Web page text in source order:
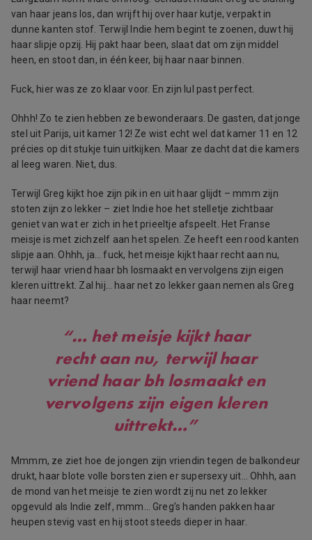
van haar jeans los, dan wrijft hij over haar kutje, verpakt in
dunne kanten stof. Terwijl Indie hem begint te zoenen, duwt hij
haar slipje opzij. Hij pakt haar been, slaat dat om zijn middel
heen, en stoot dan, in één keer, bij haar naar binnen.
Fuck, hier was ze zo klaar voor. En zijn lul past perfect.
Ohhh! Zo te zien hebben ze bewonderaars. De gasten, dat jonge
stel uit Parijs, uit kamer 12! Ze wist echt wel dat kamer 11 en 12
précies op dit stukje tuin uitkijken. Maar ze dacht dat die kamers
al leeg waren. Niet, dus.
Terwijl Greg kijkt hoe zijn pik in en uit haar glijdt – mmm zijn
stoten zijn zo lekker – ziet Indie hoe het stelletje zichtbaar
geniet van wat er zich in het prieeltje afspeelt. Het Franse
meisje is met zichzelf aan het spelen. Ze heeft een rood kanten
slipje aan. Ohhh, ja… fuck, het meisje kijkt haar recht aan nu,
terwijl haar vriend haar bh losmaakt en vervolgens zijn eigen
kleren uittrekt. Zal hij… haar net zo lekker gaan nemen als Greg
haar neemt?
“… het meisje kijkt haar
recht aan nu, terwijl haar
vriend haar bh losmaakt en
vervolgens zijn eigen kleren
uittrekt…”
Mmmm, ze ziet hoe de jongen zijn vriendin tegen de balkondeur
drukt, haar blote volle borsten zien er supersexy uit… Ohhh, aan
de mond van het meisje te zien wordt zij nu net zo lekker
opgevuld als Indie zelf, mmm… Greg’s handen pakken haar
heupen stevig vast en hij stoot steeds dieper in haar.